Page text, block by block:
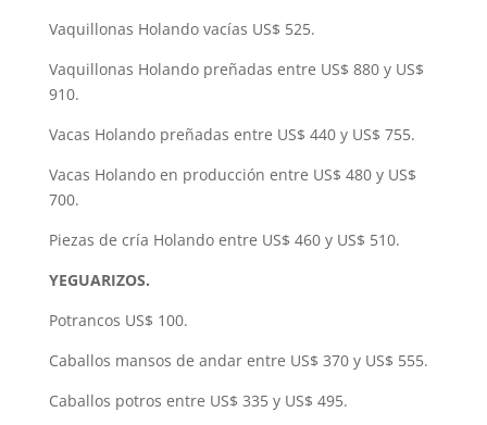
Vaquillonas Holando vacías US$ 525.
Vaquillonas Holando preñadas entre US$ 880 y US$
910.
Vacas Holando preñadas entre US$ 440 y US$ 755.
Vacas Holando en producción entre US$ 480 y US$
700.
Piezas de cría Holando entre US$ 460 y US$ 510.
YEGUARIZOS.
Potrancos US$ 100.
Caballos mansos de andar entre US$ 370 y US$ 555.
Caballos potros entre US$ 335 y US$ 495.